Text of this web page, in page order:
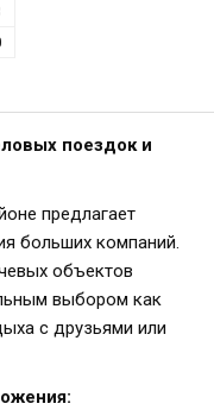
поездок и
предлагает
больших компаний.
объектов
выбором как
с друзьями или